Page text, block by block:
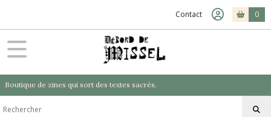
Contact 0
Boutique de zines qui sort des textes sacrés.
FILTRES
Tous
les
produits